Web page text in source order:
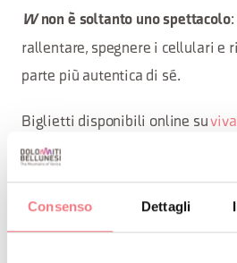
Consenso Dettagli
Wnon è soltanto uno spettacolo:
rallentare, spegnere i cellulari e
parte più autentica di sé.
Biglietti disponibili online su
biglietterie CortinAteatro: